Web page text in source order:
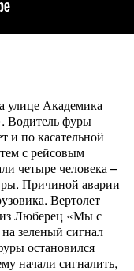
Академика
Водитель фуры
и по касательной
с рейсовым
четыре человека –
Причиной аварии
Вертолет
из Люберец «Мы с
зеленый сигнал
остановился
начали сигналить,